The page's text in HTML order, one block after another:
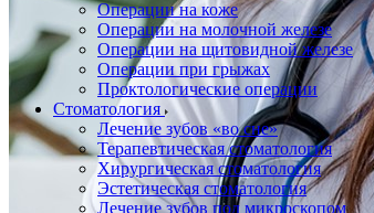
Операции на коже
Операции на молочной железе
Операции на щитовидной железе
Операции при грыжах
Проктологические операции
Стоматология
Лечение зубов «во сне»
Терапевтическая стоматология
Хирургическая стоматология
Эстетическая стоматология
Лечение зубов под микроскопом